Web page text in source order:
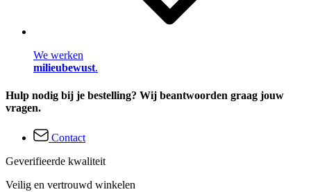
We werken
milieubewust.
Hulp nodig bij je bestelling? Wij beantwoorden graag jouw
vragen.
Contact
Geverifieerde kwaliteit
Veilig en vertrouwd winkelen